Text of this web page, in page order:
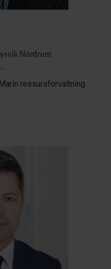
Nordrum
ressursforvaltning